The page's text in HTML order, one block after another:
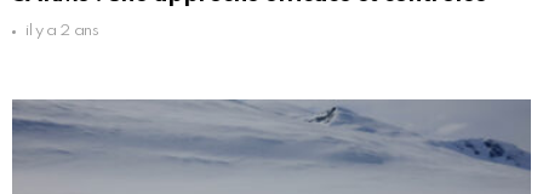
il y a 2 ans